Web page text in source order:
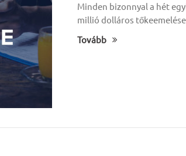
Minden bizonnyal a hét
millió dolláros
Tovább